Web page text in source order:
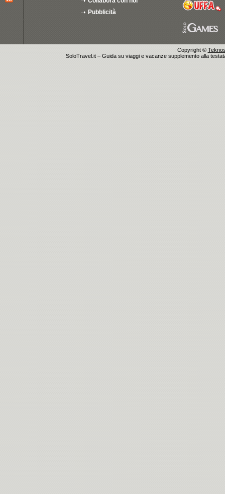
Pubblicità
Copyright ©
SoloTravel.it – Guida su viaggi e vacanze supplemento alla